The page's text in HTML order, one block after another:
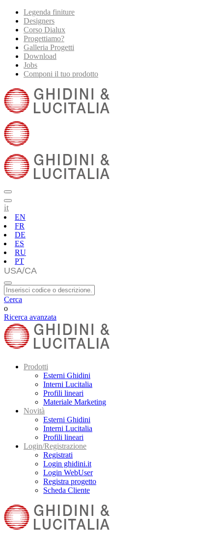
Legenda finiture
Designers
Corso Dialux
Progettiamo?
Galleria Progetti
Download
Jobs
Componi il tuo prodotto
it
EN
FR
DE
ES
RU
PT
Cerca
o
Ricerca avanzata
Prodotti
Esterni Ghidini
Interni Lucitalia
Profili lineari
Materiale Marketing
Novità
Esterni Ghidini
Interni Lucitalia
Profili lineari
Login/Registrazione
Registrati
Login ghidini.it
Login WebUser
Registra progetto
Scheda Cliente